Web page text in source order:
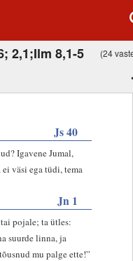
2,1;Ilm 8,1-5 (24
Js 40
Igavene Jumal,
väsi ega tüdi, tema
Jn 1
pojale; ta ütles:
suurde linna, ja
mu palge ette!”